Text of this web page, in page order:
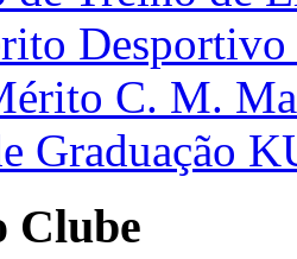
C. M.
Graduação
Clube